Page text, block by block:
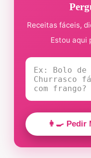
Receitas fáceis,
Estou aqui
👩‍🍳 Pedir